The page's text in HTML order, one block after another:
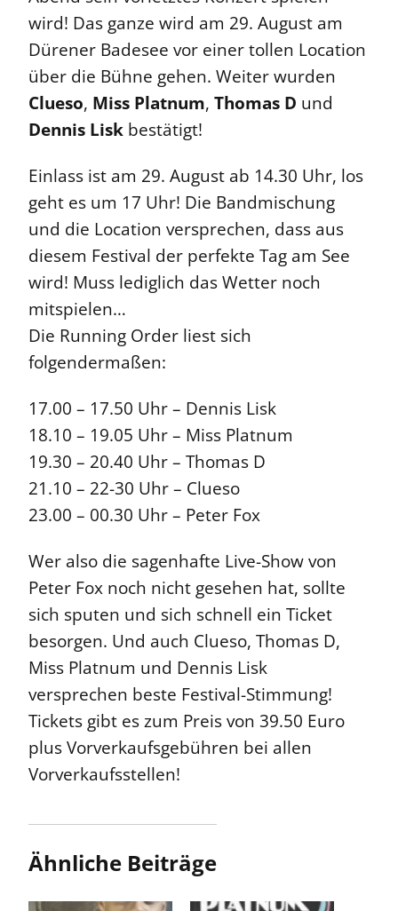
wird! Das ganze wird am 29. August am
Dürener Badesee vor einer tollen Location
über die Bühne gehen. Weiter wurden
Clueso, Miss Platnum, Thomas D und
Dennis Lisk bestätigt!
Einlass ist am 29. August ab 14.30 Uhr, los
geht es um 17 Uhr! Die Bandmischung
und die Location versprechen, dass aus
diesem Festival der perfekte Tag am See
wird! Muss lediglich das Wetter noch
mitspielen…
Die Running Order liest sich
folgendermaßen:
17.00 – 17.50 Uhr – Dennis Lisk
18.10 – 19.05 Uhr – Miss Platnum
19.30 – 20.40 Uhr – Thomas D
21.10 – 22-30 Uhr – Clueso
23.00 – 00.30 Uhr – Peter Fox
Wer also die sagenhafte Live-Show von
Peter Fox noch nicht gesehen hat, sollte
sich sputen und sich schnell ein Ticket
besorgen. Und auch Clueso, Thomas D,
Miss Platnum und Dennis Lisk
versprechen beste Festival-Stimmung!
Tickets gibt es zum Preis von 39.50 Euro
plus Vorverkaufsgebühren bei allen
Vorverkaufsstellen!
Ähnliche Beiträge